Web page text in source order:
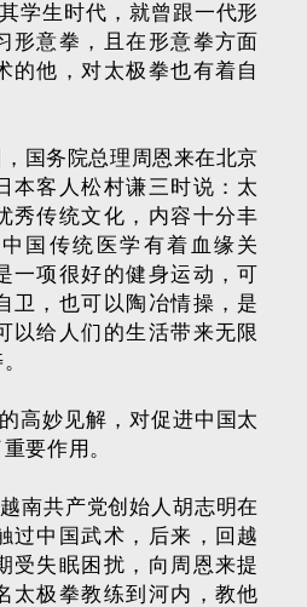
学生时代，就曾跟一代形
形意拳，且在形意拳方面
的他，对太极拳也有着自
国务院总理周恩来在北京
本客人松村谦三时说：太
秀传统文化，内容十分丰
国传统医学有着血缘关
一项很好的健身运动，可
卫，也可以陶冶情操，是
以给人们的生活带来无限
高妙见解，对促进中国太
要作用。
南共产党创始人胡志明在
过中国武术，后来，回越
受失眠困扰，向周恩来提
太极拳教练到河内，教他